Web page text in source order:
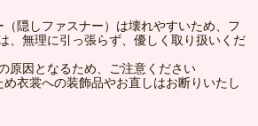
隠しファスナー）は壊れやすいため、フ
、無理に引っ張らず、優しく取り扱いくだ
原因となるため、ご注意ください
衣裳への装飾品やお直しはお断りいたし